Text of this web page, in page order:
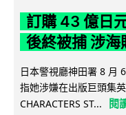
訂購 43 億日
後終被捕 涉
日本警視廳神田署 8 月
指她涉嫌在出版巨頭集
CHARACTERS ST...
閱